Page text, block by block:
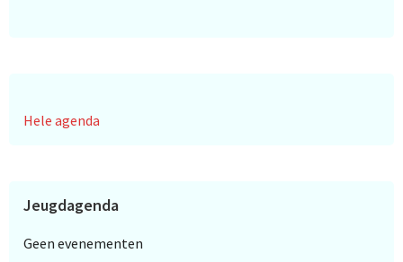
Hele agenda
Jeugdagenda
Geen evenementen